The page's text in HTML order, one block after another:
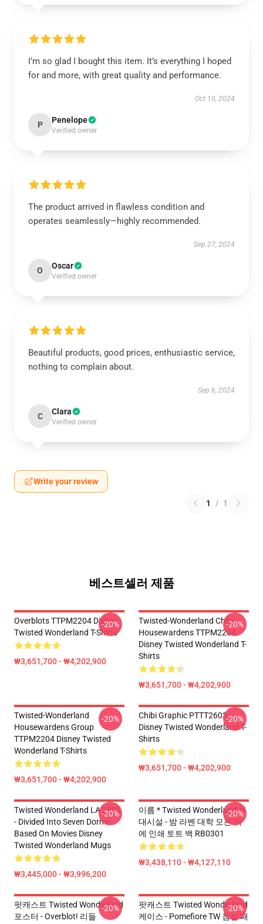
I’m so glad I bought this item. It’s everything I hoped
for and more, with great quality and performance.
Oct 10, 2024
P Penelope
Verified owner
The product arrived in flawless condition and
operates seamlessly—highly recommended.
Sep 27, 2024
O Oscar
Verified owner
Beautiful products, good prices, enthusiastic service,
nothing to complain about.
Sep 6, 2024
C Clara
Verified owner
Write your review
1 / 1
베스트셀러 제품
Overblots TTPM2204 Disney
Twisted Wonderland T-Shirts
₩3,651,700 - ₩4,202,900
-20%
Twisted-Wonderland Chibi
Housewardens TTPM2204
Disney Twisted Wonderland T-
Shirts
₩3,651,700 - ₩4,202,900
-20%
Twisted-Wonderland
Housewardens Group
TTPM2204 Disney Twisted
Wonderland T-Shirts
₩3,651,700 - ₩4,202,900
-20%
Chibi Graphic PTTT2603
Disney Twisted Wonderland T-
Shirts
₩3,651,700 - ₩4,202,900
-20%
Twisted Wonderland LA 2801
- Divided Into Seven Dorms
Based On Movies Disney
Twisted Wonderland Mugs
₩3,445,000 - ₩3,996,200
-20%
이름 * Twisted Wonderland 부
대시설 - 밤 라벤 대학 모든 위
에 인쇄 토트 백 RB0301
₩3,438,110 - ₩4,127,110
-20%
팟캐스트 Twisted Wonderland
포스터 - Overblot! 리들
-20%
팟캐스트 Twisted Wonderland
케이스 - Pomefiore TW 침실 패
-20%